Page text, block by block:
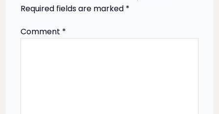
Required fields are marked *
Comment *